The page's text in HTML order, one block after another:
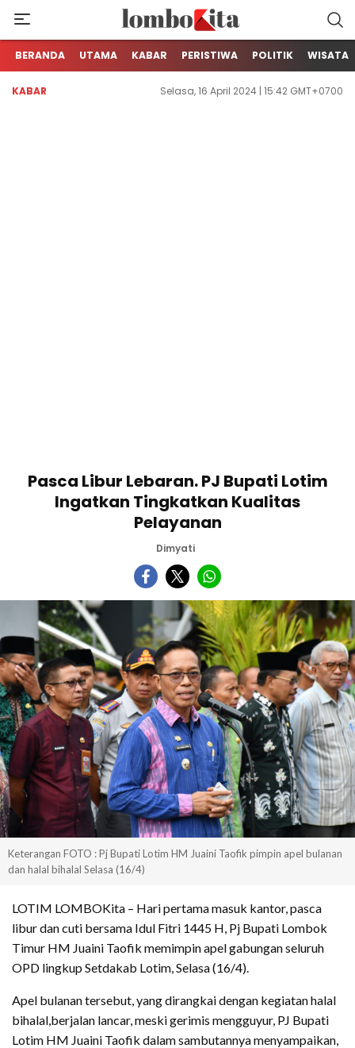
LOMBOKita
Media Berita Online dari Lombok
BERANDA UTAMA KABAR PERISTIWA POLITIK WISATA
KABAR Selasa, 16 April 2024 | 15:42 GMT+0700
Pasca Libur Lebaran. PJ Bupati Lotim
Ingatkan Tingkatkan Kualitas
Pelayanan
Dimyati
Keterangan FOTO : Pj Bupati Lotim HM Juaini Taofik pimpin apel bulanan
dan halal bihalal Selasa (16/4)
LOTIM LOMBOKita – Hari pertama masuk kantor, pasca
libur dan cuti bersama Idul Fitri 1445 H, Pj Bupati Lombok
Timur HM Juaini Taofik memimpin apel gabungan seluruh
OPD lingkup Setdakab Lotim, Selasa (16/4).
Apel bulanan tersebut, yang dirangkai dengan kegiatan halal
bihalal,berjalan lancar, meski gerimis mengguyur, PJ Bupati
Lotim HM Juaini Taofik dalam sambutannya menyampaikan,